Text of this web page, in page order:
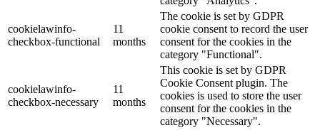
cookielawinfo-
checkbox-functional
11
months
The cookie is set by GDPR
cookie consent to record the user
consent for the cookies in the
category "Functional".
cookielawinfo-
checkbox-necessary
11
months
This cookie is set by GDPR
Cookie Consent plugin. The
cookies is used to store the user
consent for the cookies in the
category "Necessary".